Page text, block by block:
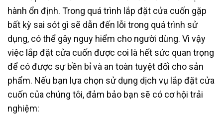
hành ổn định. Trong quá trình lắp đặt cửa cuốn gặp
bất kỳ sai sót gì sẽ dẫn đến lỗi trong quá trình sử
dụng, có thể gây nguy hiểm cho người dùng. Vì vậy
việc lắp đặt cửa cuốn được coi là hết sức quan trọng
để có được sự bền bỉ và an toàn tuyệt đối cho sản
phẩm. Nếu bạn lựa chọn sử dụng dịch vụ lắp đặt cửa
cuốn của chúng tôi, đảm bảo bạn sẽ có cơ hội trải
nghiệm: